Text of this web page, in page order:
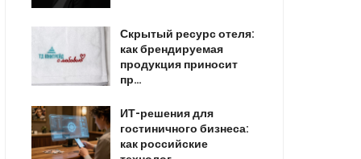
Скрытый ресурс отеля:
как брендируемая
продукция приносит
пр…
ИТ-решения для
гостиничного бизнеса:
как российские